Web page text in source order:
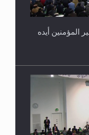
المؤمنين أيده